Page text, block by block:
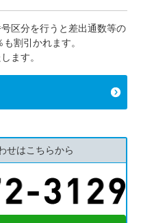
区分を行うと差出通数等の
割引かれます。
ます。
せはこちらから